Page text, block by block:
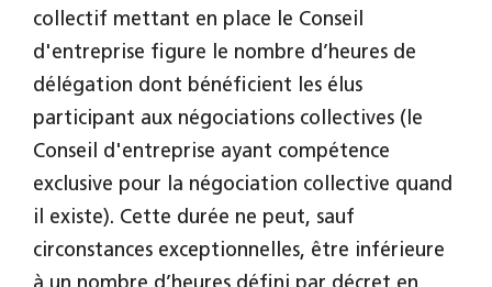
collectif mettant en place le Conseil
d'entreprise figure le nombre d’heures de
délégation dont bénéficient les élus
participant aux négociations collectives (le
Conseil d'entreprise ayant compétence
exclusive pour la négociation collective quand
il existe). Cette durée ne peut, sauf
circonstances exceptionnelles, être inférieure